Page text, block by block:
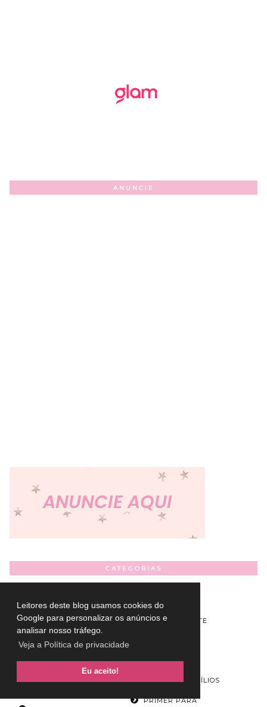
Leitores deste blog usamos cookies do
Google para personalizar os anúncios e
analisar nosso tráfego.
Veja a Política de privacidade
Eu aceito!
ANUNCIE
CATEGORIAS
BEAUTY FAIR
ANTISSÉPTICO
DEMAQUILANTE
GEL ESFOLIANTE
GLOBOPLAY
SOBRANCELHAS
MADONNA MÁSCARA DE CÍLIOS
PRIMER PARA